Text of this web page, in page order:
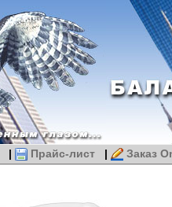
| Прайс-лист | Заказ